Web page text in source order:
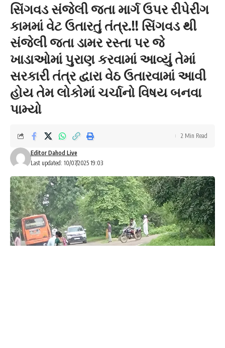
સિંગવડ સંજેલી જતા માર્ગ ઉપર રીપેરીંગ
કામમાં વેટ ઉતારતું તંત્ર.!! સિંગવડ થી
સંજેલી જતા ડામર રસ્તા પર જે
ખાડાઓમાં પુરાણ કરવામાં આવ્યું તેમાં
સરકારી તંત્ર દ્વારા વેઠ ઉતારવામાં આવી
હોય તેમ લોકોમાં ચર્ચાનો વિષય બનવા
પામ્યો
Last updated: 10/07/2025 19:03
Editor Dahod Live
2 Min Read